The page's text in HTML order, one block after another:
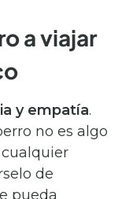
a viajar
y empatía.
no es algo
de
pueda